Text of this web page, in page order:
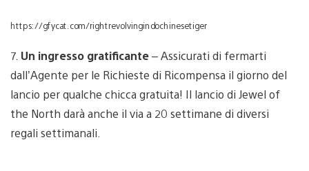
https://gfycat.com/rightrevolvingindochinesetiger
7. Un ingresso gratificante– Assicurati di fermarti
dall’Agente per le Richieste di Ricompensa il giorno del
lancio per qualche chicca gratuita! Il lancio di Jewel of
the North darà anche il via a 20 settimane di diversi
regali settimanali.